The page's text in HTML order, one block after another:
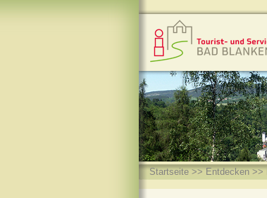
Startseite>> Entdecken>>